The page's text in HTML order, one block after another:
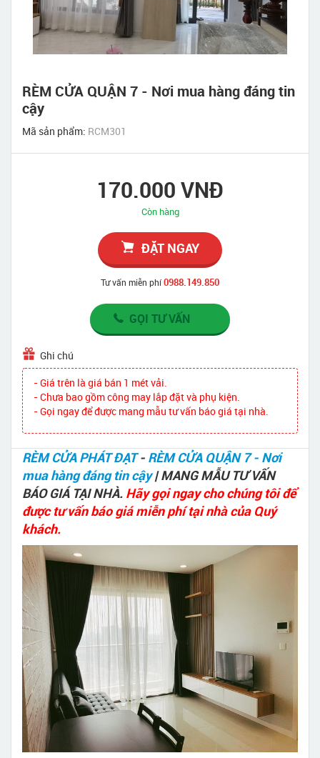
RÈM CỬA QUẬN 7 - Nơi mua hàng đáng tin
cậy
Mã sản phẩm: RCM301
170.000 VNĐ
Còn hàng
ĐẶT NGAY
Tư vấn miễn phí0988.149.850
GỌI TƯ VẤN
Ghi chú
- Giá trên là giá bán 1 mét vải.
- Chưa bao gồm công may lắp đặt và phụ kiện.
- Gọi ngay để được mang mẫu tư vấn báo giá tại nhà.
RÈM CỬA PHÁT ĐẠT- RÈM CỬA QUẬN 7 - Nơi
mua hàng đáng tin cậy| MANG MẪU TƯ VẤN
BÁO GIÁ TẠI NHÀ. Hãy gọi ngay cho chúng tôi để
được tư vấn báo giá miễn phí tại nhà của Quý
khách.